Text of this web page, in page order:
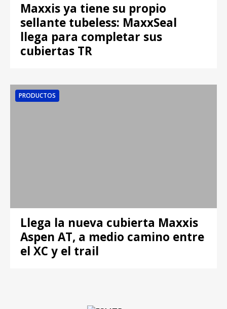
Maxxis ya tiene su propio
sellante tubeless: MaxxSeal
llega para completar sus
cubiertas TR
PRODUCTOS
Llega la nueva cubierta Maxxis
Aspen AT, a medio camino entre
el XC y el trail